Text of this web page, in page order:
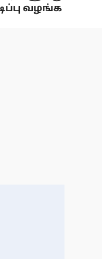
வழங்க